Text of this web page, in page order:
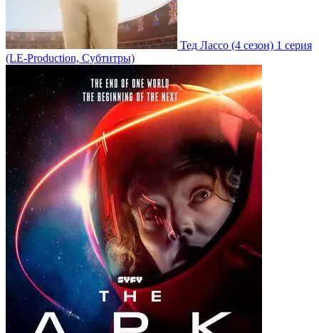
Тед Лассо (4 сезон) 1 серия
(LE-Production, Субтитры)